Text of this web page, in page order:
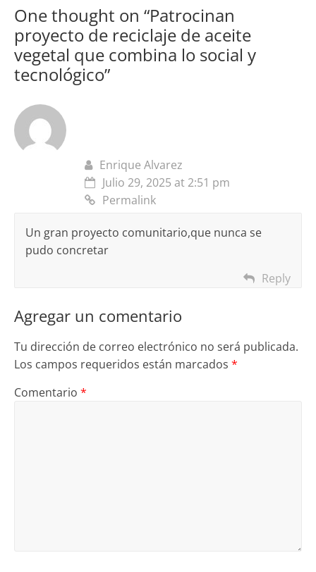
One thought on “Patrocinan
proyecto de reciclaje de aceite
vegetal que combina lo social y
tecnológico”
Enrique Alvarez
Julio 29, 2025 at 2:51 pm
Permalink
Un gran proyecto comunitario,que nunca se
pudo concretar
Reply
Agregar un comentario
Tu dirección de correo electrónico no será publicada.
Los campos requeridos están marcados *
Comentario *